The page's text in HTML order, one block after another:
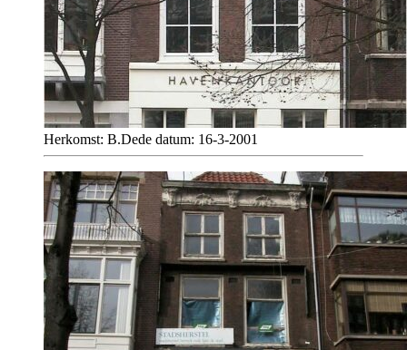
Herkomst: B.Dede datum: 16-3-2001